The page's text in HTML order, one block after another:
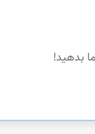
بدهید!